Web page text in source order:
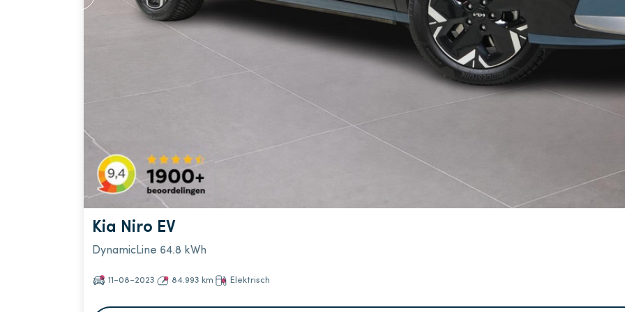
Kia Niro EV
DynamicLine 64.8 kWh
11-08-2023 84.993 km Elektrisch